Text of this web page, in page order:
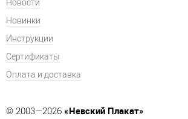
Новости
Новинки
Инструкции
Сертификаты
Оплата и доставка
© 2003—2026 «Невский Плакат»